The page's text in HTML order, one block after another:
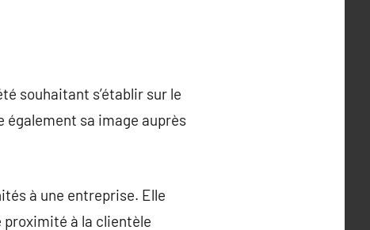
souhaitant s’établir sur le
également sa image auprès
à une entreprise. Elle
proximité à la clientèle